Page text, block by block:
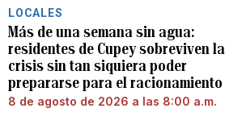
LOCALES
Más de una semana sin agua:
residentes de Cupey sobreviven la
crisis sin tan siquiera poder
prepararse para el racionamiento
8 de agosto de 2026 a las 8:00 a.m.